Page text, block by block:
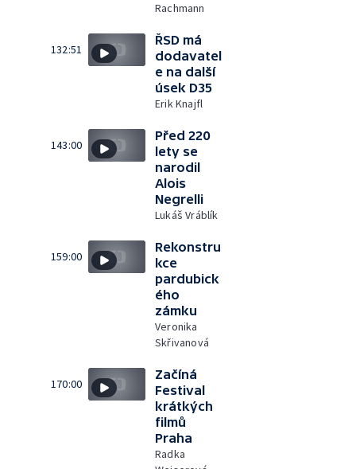
Rachmann
132:51
ŘSD má
dodavatel
e na další
úsek D35
Erik Knajfl
143:00
Před 220
lety se
narodil
Alois
Negrelli
Lukáš Vráblík
159:00
Rekonstru
kce
pardubick
ého
zámku
Veronika
Skřivanová
170:00
Začíná
Festival
krátkých
filmů
Praha
Radka